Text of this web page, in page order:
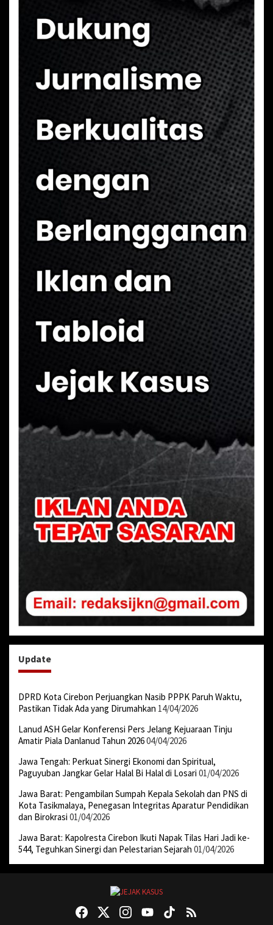
Update
DPRD Kota Cirebon Perjuangkan Nasib PPPK Paruh Waktu,
Pastikan Tidak Ada yang Dirumahkan 14/04/2026
Lanud ASH Gelar Konferensi Pers Jelang Kejuaraan Tinju
Amatir Piala Danlanud Tahun 202604/04/2026
Jawa Tengah: Perkuat Sinergi Ekonomi dan Spiritual,
Paguyuban Jangkar Gelar Halal Bi Halal di Losari 01/04/2026
Jawa Barat: Pengambilan Sumpah Kepala Sekolah dan PNS di
Kota Tasikmalaya, Penegasan Integritas Aparatur Pendidikan
dan Birokrasi 01/04/2026
Jawa Barat: Kapolresta Cirebon Ikuti Napak Tilas Hari Jadi ke-
544, Teguhkan Sinergi dan Pelestarian Sejarah 01/04/2026